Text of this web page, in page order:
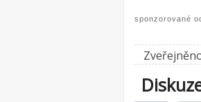
sponzorované